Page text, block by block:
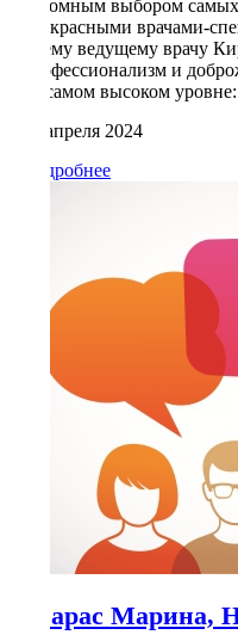
огромным выбором
прекрасными врачами-
моему ведущему врачу
профессионализм и
на самом высоком
14 апреля 2024
Подробнее
Варас Марина,